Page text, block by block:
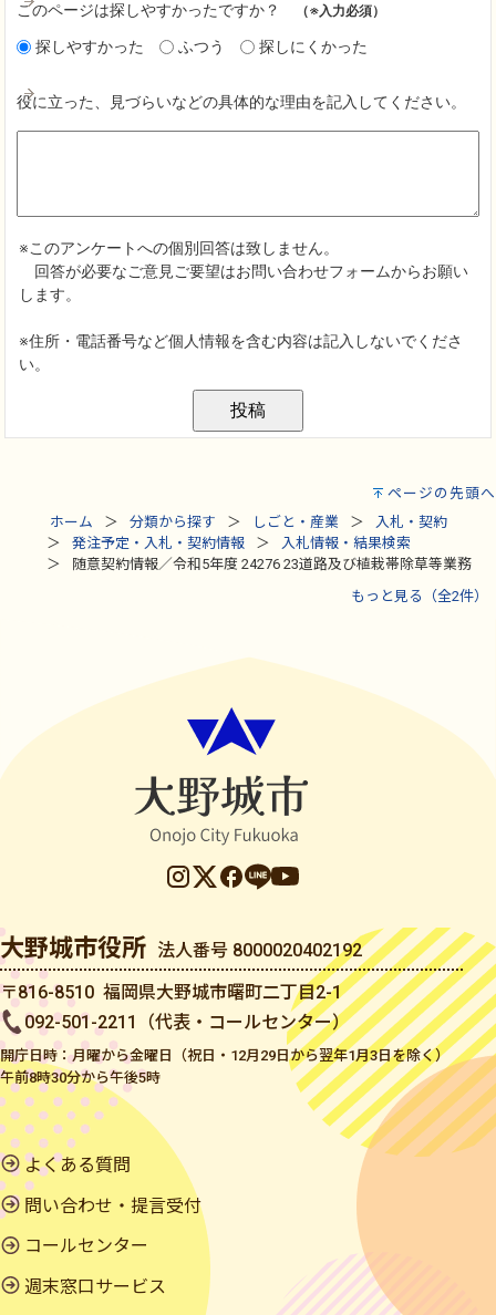
ページの先頭へ
ホーム
分類から探す しごと・産業
入札・契約
発注予定・入札・契約情報
入札情報・結果検索
随意契約情報／令和5年度 24276 23道路及び植栽帯除草等業務
もっと見る（全2件）
大野城市役所 法人番号 8000020402192
〒816-8510 福岡県大野城市曙町二丁目2-1
092-501-2211（代表・コールセンター）
開庁日時：月曜から金曜日（祝日・12月29日から翌年1月3日を除く）
午前8時30分から午後5時
よくある質問
問い合わせ・提言受付
コールセンター
週末窓口サービス